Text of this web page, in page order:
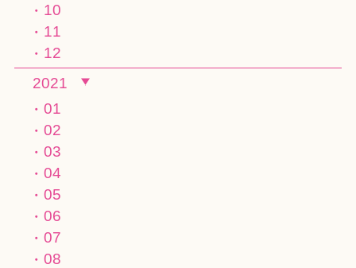
10
11
12
2021
01
02
03
04
05
06
07
08